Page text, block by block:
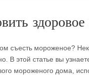
съесть мороженое?
В этой статье вы
мороженого дома,